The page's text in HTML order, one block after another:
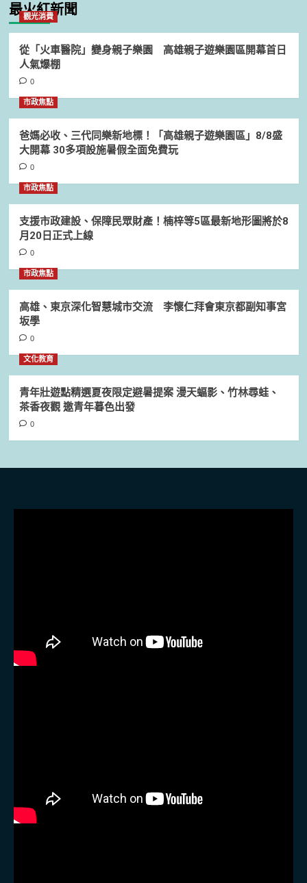
最火紅新聞
觀光消費
從「火車醫院」變身親子樂園 高雄親子遊樂園區開幕首日
人氣爆棚
0
市政焦點
爸媽必收、三代同樂新地標！「高雄親子遊樂園區」8/8盛
大開幕 30多項設施暑假全面免費玩
0
市政焦點
支援市政建設、保障民眾財產！楠梓等5區最新地形圖將於8
月20日正式上線
0
市政焦點
高雄、東京深化智慧城市交流 李懷仁拜會東京都副知事宮
坂學
0
文化教育
青年壯遊點精選夏夜限定避暑提案 漫天蝠影、竹林尋蛙、
茶香夜觀 邀青年暮色出發
0